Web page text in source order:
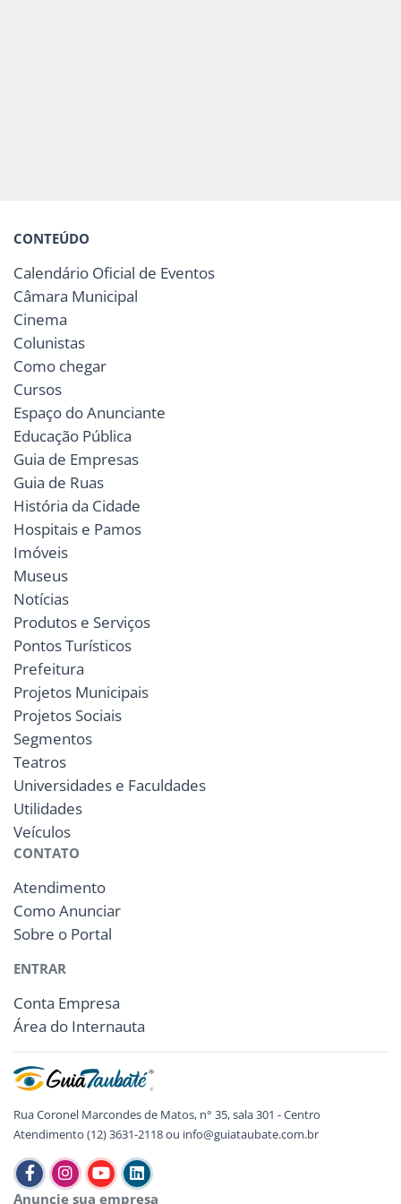
CONTEÚDO
Calendário Oficial de Eventos
Câmara Municipal
Cinema
Colunistas
Como chegar
Cursos
Espaço do Anunciante
Educação Pública
Guia de Empresas
Guia de Ruas
História da Cidade
Hospitais e Pamos
Imóveis
Museus
Notícias
Produtos e Serviços
Pontos Turísticos
Prefeitura
Projetos Municipais
Projetos Sociais
Segmentos
Teatros
Universidades e Faculdades
Utilidades
Veículos
CONTATO
Atendimento
Como Anunciar
Sobre o Portal
ENTRAR
Conta Empresa
Área do Internauta
Rua Coronel Marcondes de Matos, n° 35, sala 301 - Centro
Atendimento (12) 3631-2118 ou info@guiataubate.com.br
Anuncie sua empresa